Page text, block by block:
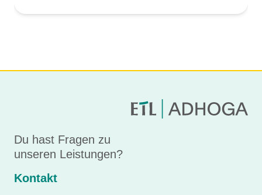
Du hast Fragen zu
unseren Leistungen?
Kontakt